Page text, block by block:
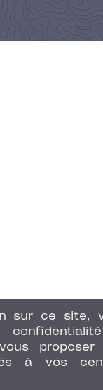
sur ce site,
proposer
à vos